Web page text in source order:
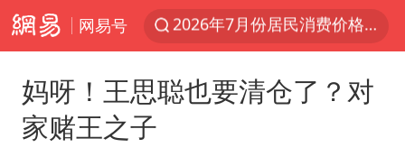
网易号
伯克希尔净买入约200亿美元股票
武契奇会见泽连斯基有何意图
妈呀！王思聪也要清仓了？对
家赌王之子